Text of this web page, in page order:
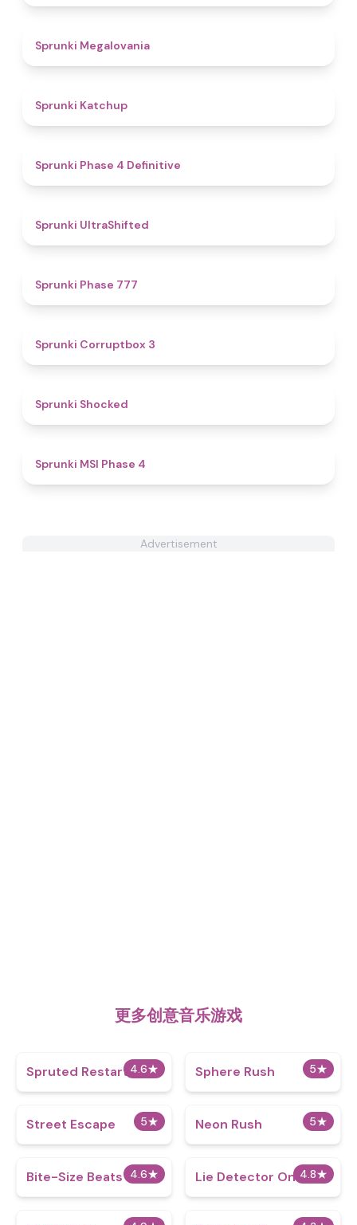
Sprunki Megalovania
Sprunki Katchup
Sprunki Phase 4 Definitive
Sprunki UltraShifted
Sprunki Phase 777
Sprunki Corruptbox 3
Sprunki Shocked
Sprunki MSI Phase 4
Advertisement
更多创意音乐游戏
4.6★
Spruted Restarted 5★
Sphere Rush
5★
Street Escape 5★
Neon Rush
4.6★
Bite-Size Beats 4.8★
Lie Detector Online